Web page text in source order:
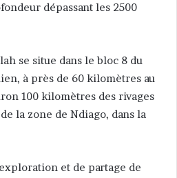
dépassant les 2500
se situe dans le bloc 8 du
à près de 60 kilomètres au
100 kilomètres des rivages
la zone de Ndiago, dans la
et de partage de